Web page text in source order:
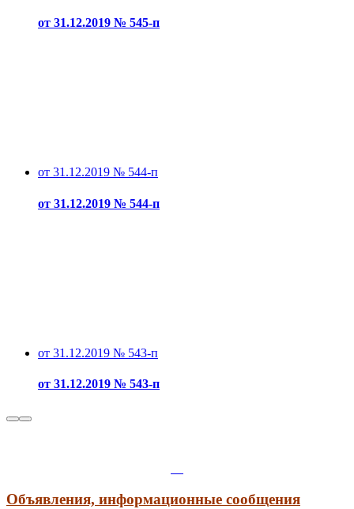
от 31.12.2019 № 545-п
от 31.12.2019 № 544-п
от 31.12.2019 № 544-п
от 31.12.2019 № 543-п
от 31.12.2019 № 543-п
Объявления, информационные сообщения